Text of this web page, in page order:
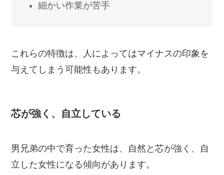
細かい作業が苦手
これらの特徴は、人によってはマイナスの印象を
与えてしまう可能性もあります。
芯が強く、自立している
男兄弟の中で育った女性は、自然と芯が強く、自
立した女性になる傾向があります。